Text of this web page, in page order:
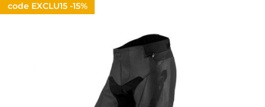
MOTORUITRUSTING DAMES
MX, ENDURO EN TRAIL
HIGH TECH MOTORFIETS
MOTORAIRBAG
code EXCLU15 -15%